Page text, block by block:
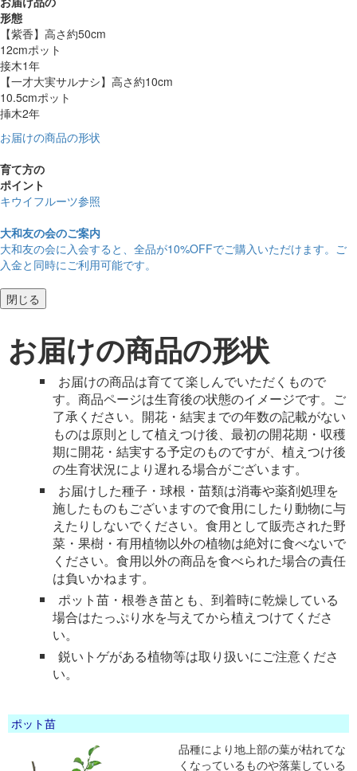
形態
【紫香】高さ約50cm
12cmポット
接木1年
【一才大実サルナシ】高さ約10cm
10.5cmポット
挿木2年
お届けの商品の形状
育て方の
ポイント
キウイフルーツ参照
大和友の会のご案内
大和友の会に入会すると、 全品が10%OFFでご購入いただけます。ご
入金と同時にご利用可能です。
閉じる
お届けの商品の形状
お届けの商品は育てて楽しんでいただくもので
す。商品ページは生育後の状態のイメージです。ご
了承ください。開花・結実までの年数の記載がない
ものは原則として植えつけ後、最初の開花期・収穫
期に開花・結実する予定のものですが、植えつけ後
の生育状況により遅れる場合がございます。
お届けした種子・球根・苗類は消毒や薬剤処理を
施したものもございますので食用にしたり動物に与
えたりしないでください。食用として販売された野
菜・果樹・有用植物以外の植物は絶対に食べないで
ください。食用以外の商品を食べられた場合の責任
は負いかねます。
ポット苗・根巻き苗とも、到着時に乾燥している
場合はたっぷり水を与えてから植えつけてくださ
い。
鋭いトゲがある植物等は取り扱いにご注意くださ
い。
ポット苗
品種により地上部の葉が枯れてな
くなっているものや落葉している